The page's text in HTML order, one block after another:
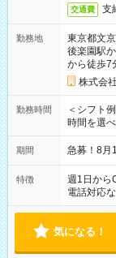
交通費 支
勤務地
東京都文
後楽園駅
から徒歩7
株式会
勤務時間
＜シフト例＞
時間を選
期間 急募！8月
特徴 週1日から
電話対応
気になる！